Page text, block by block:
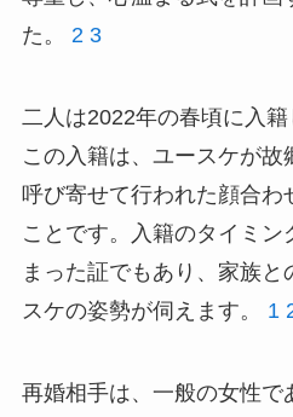
た。 2 3
二人は2022年の春頃に入籍
この入籍は、ユースケが故
呼び寄せて行われた顔合わ
ことです。入籍のタイミン
まった証でもあり、家族
スケの姿勢が伺えます。 1
再婚相手は、一般の女性で